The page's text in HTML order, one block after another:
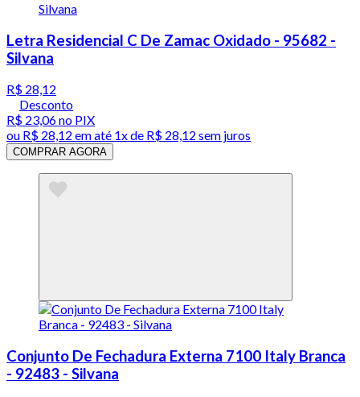
Letra Residencial C De Zamac Oxidado - 95682 -
Silvana
R$ 28,12
Desconto
R$ 23,06no PIX
ou R$ 28,12 em até 1x de R$ 28,12 sem juros
COMPRAR AGORA
Conjunto De Fechadura Externa 7100 Italy Branca
- 92483 - Silvana